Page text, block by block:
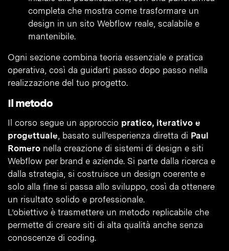
completa che mostra come trasformare un
design in un sito Webflow reale, scalabile e
mantenibile.
Ogni sezione combina teoria essenziale e pratica
operativa, così da guidarti passo dopo passo nella
realizzazione del tuo progetto.
Il metodo
Il corso segue un approccio pratico, iterativo e
progettuale, basato sull’esperienza diretta di Paul
Romero nella creazione di sistemi di design e siti
Webflow per brand e aziende. Si parte dalla ricerca e
dalla strategia, si costruisce un design coerente e
solo alla fine si passa allo sviluppo, così da ottenere
un risultato solido e professionale.
L’obiettivo è trasmettere un metodo replicabile che
permette di creare siti di alta qualità anche senza
conoscenze di coding.